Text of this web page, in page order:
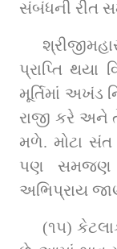
સંબંધની રીત
પ્રાપ્તિ
મૂર્તિમાં અખંડ
રાજી કરે અને
મળે. મોટા
પણ સમજણ
અભિપ્રાય
(૧૫)